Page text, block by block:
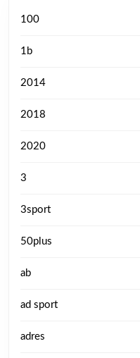
100
1b
2014
2018
2020
3
3sport
50plus
ab
ad sport
adres